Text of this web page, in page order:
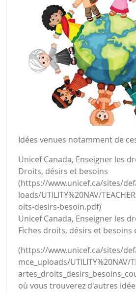
Idées venues notamment de
Unicef Canada, Enseigner les
Droits, désirs et besoins
(https://www.unicef.ca/sites/
loads/UTILITY%20NAV/
oits-desirs-besoin.pdf)
Unicef Canada, Enseigner les
Fiches droits, désirs et besoins
(https://www.unicef.ca/sites/
mce_uploads/UTILITY%20NAV/
où vous trouverez d'autres